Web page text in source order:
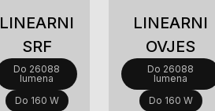
LINEARNI
SRF
Do 26088
lumena
Do 160 W
LINEARNI
OVJES
Do 26088
lumena
Do 160 W